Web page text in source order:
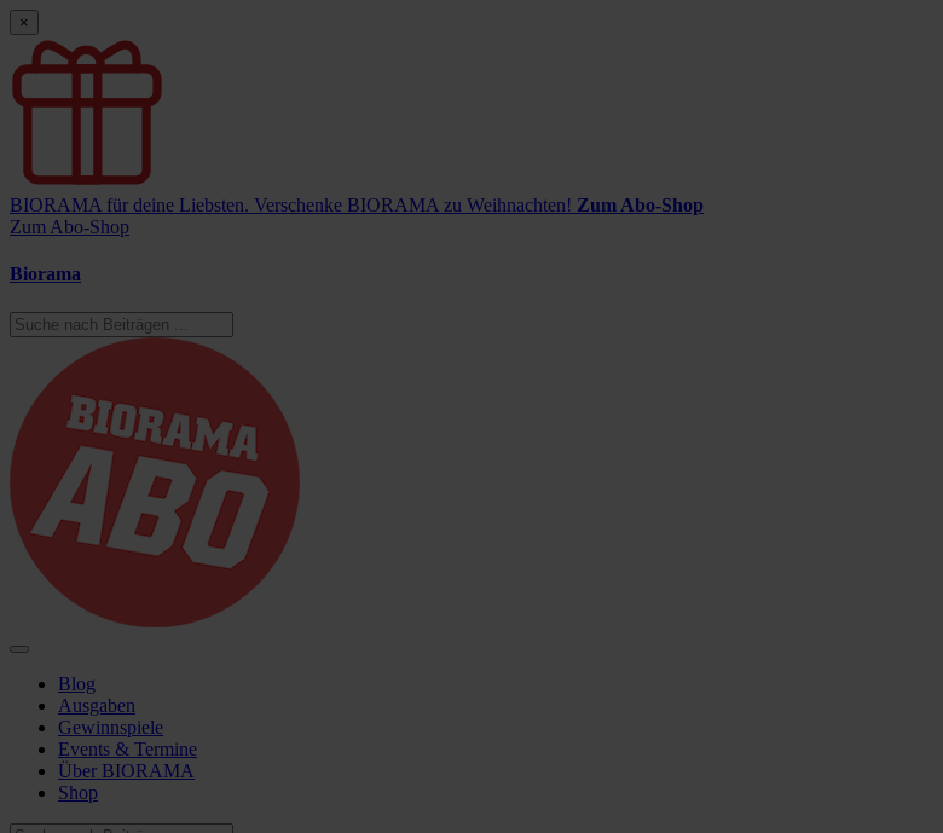
×
BIORAMA für deine Liebsten. Verschenke BIORAMA zu Weihnachten! Zum Abo-Shop
Zum Abo-Shop
Biorama
Blog
Ausgaben
Gewinnspiele
Events & Termine
Über BIORAMA
Shop